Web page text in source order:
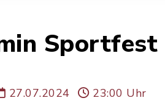
Sportfest
27.07.2024 23:00 Uhr